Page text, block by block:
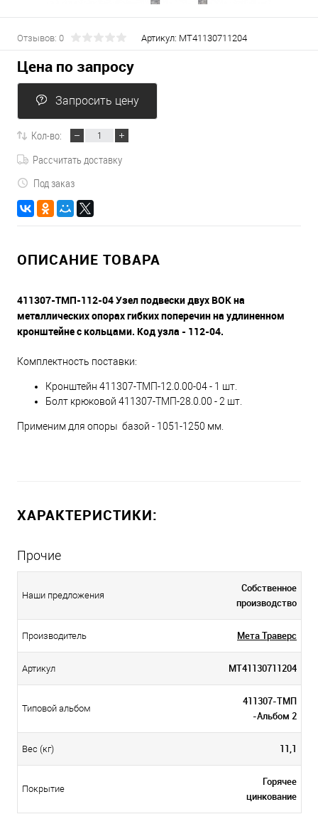
Отзывов: 0 Артикул: МТ41130711204
Цена по запросу
Запросить цену
Кол-во:
Рассчитать доставку
Под заказ
ОПИСАНИЕ ТОВАРА
411307-ТМП-112-04 Узел подвески двух ВОК на
металлических опорах гибких поперечин на удлиненном
кронштейне с кольцами. Код узла - 112-04.
Комплектность поставки:
Кронштейн 411307-ТМП-12.0.00-04 - 1 шт.
Болт крюковой 411307-ТМП-28.0.00 - 2 шт.
Применим для опоры базой - 1051-1250 мм.
ХАРАКТЕРИСТИКИ:
Прочие
Наши предложения
Собственное
производство
Производитель Мета Траверс
Артикул МТ41130711204
Типовой альбом
411307-ТМП
-Альбом 2
Вес (кг) 11,1
Покрытие
Горячее
цинкование